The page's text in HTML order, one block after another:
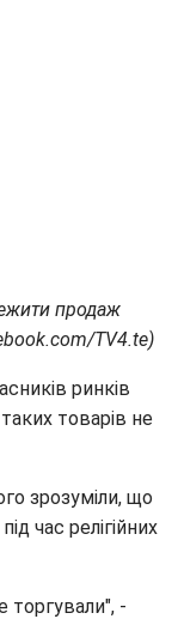
продаж
TV4.te)
ринків
товарів не
зрозуміли, що
час релігійних
торгували", -